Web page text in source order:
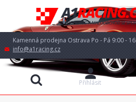
Kamenná prodejna Ostrava Po - Pá 9:00 -
info@a1racing.cz
Přihlásit